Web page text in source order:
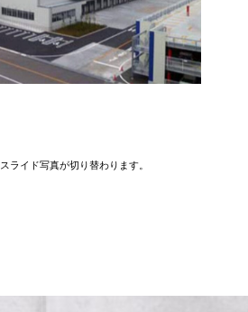
ライド写真が切り替わります。